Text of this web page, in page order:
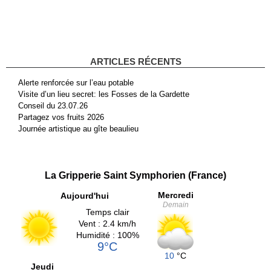
ARTICLES RÉCENTS
Alerte renforcée sur l’eau potable
Visite d’un lieu secret: les Fosses de la Gardette
Conseil du 23.07.26
Partagez vos fruits 2026
Journée artistique au gîte beaulieu
La Gripperie Saint Symphorien (France)
Aujourd'hui
Temps clair
Vent : 2.4 km/h
Humidité : 100%
9°C
Mercredi
Demain
10 °C
Jeudi